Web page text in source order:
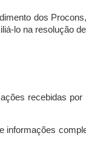
dos
lo na resolução
recebidas
informações